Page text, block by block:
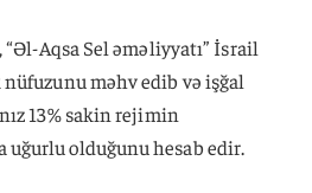
Aqsa Sel əməliyyatı” İsrail
məhv edib və işğal
13% sakin rejimin
uğurlu olduğunu hesab edir.